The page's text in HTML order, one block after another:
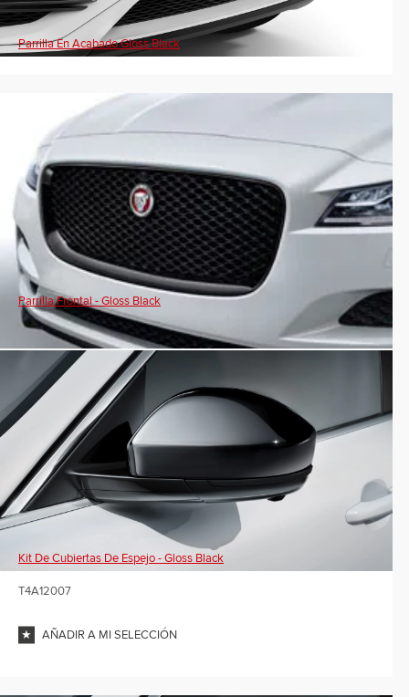
Parrilla En Acabado Gloss Black
Parrilla Frontal - Gloss Black
Kit De Cubiertas De Espejo - Gloss Black
T4A12007
AÑADIR A MI SELECCIÓN